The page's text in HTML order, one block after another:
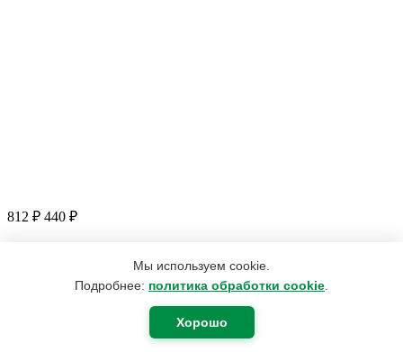
Мы используем cookie.
Подробнее: политика обработки cookie
Хорошо
812 ₽ 440 ₽
Настойка Диоскорея кавказская, 100 мл, Dr Giller